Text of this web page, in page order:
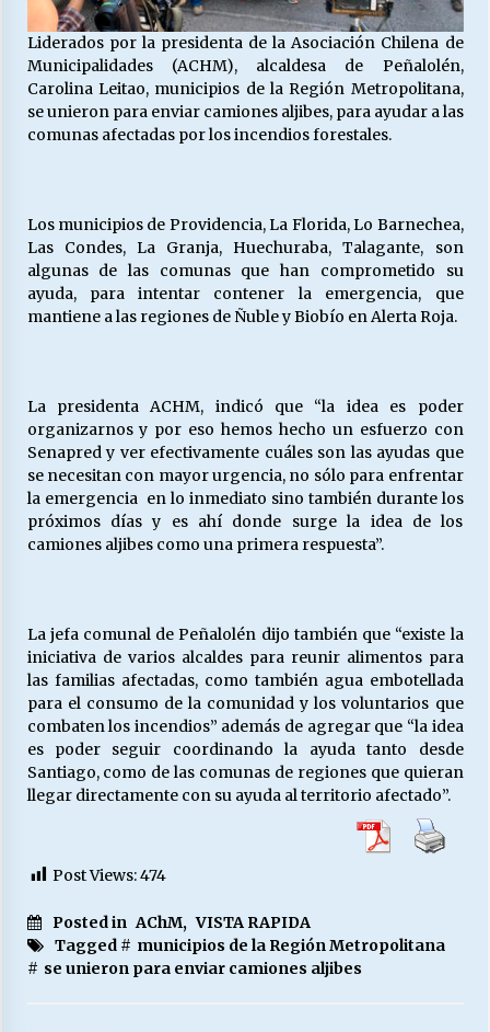
VOLVER A SER ALTERNATIVA
16/06/2026
Releyendo la Rerum Novarum a 135 años. “La
cuestión social hoy”.
16/05/2026
30/04/2026
¿Asesores con doble sueldo?
18/04/2026
Chile y sus segmentos de la riqueza
Liderados por la presidenta de la Asociación Chilena de
Municipalidades (ACHM), alcaldesa de Peñalolén,
Carolina Leitao, municipios de la Región Metropolitana,
se unieron para enviar camiones aljibes, para ayudar a las
comunas afectadas por los incendios forestales.
Los municipios de Providencia, La Florida, Lo Barnechea,
Las Condes, La Granja, Huechuraba, Talagante, son
algunas de las comunas que han comprometido su
ayuda, para intentar contener la emergencia, que
mantiene a las regiones de Ñuble y Biobío en Alerta Roja.
La presidenta ACHM, indicó que “la idea es poder
organizarnos y por eso hemos hecho un esfuerzo con
Senapred y ver efectivamente cuáles son las ayudas que
se necesitan con mayor urgencia, no sólo para enfrentar
la emergencia en lo inmediato sino también durante los
próximos días y es ahí donde surge la idea de los
camiones aljibes como una primera respuesta”.
La jefa comunal de Peñalolén dijo también que “existe la
iniciativa de varios alcaldes para reunir alimentos para
las familias afectadas, como también agua embotellada
para el consumo de la comunidad y los voluntarios que
combaten los incendios” además de agregar que “la idea
es poder seguir coordinando la ayuda tanto desde
Santiago, como de las comunas de regiones que quieran
llegar directamente con su ayuda al territorio afectado”.
Post Views:474
Posted in AChM, VISTA RAPIDA
Tagged # municipios de la Región Metropolitana
# se unieron para enviar camiones aljibes